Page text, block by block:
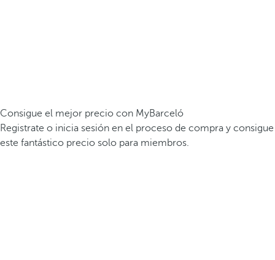
Consigue el mejor precio con MyBarceló
Registrate o inicia sesión en el proceso de compra y consigue
este fantástico precio solo para miembros.